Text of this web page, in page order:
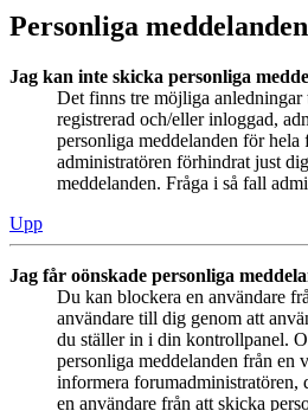
Personliga meddelanden
Jag kan inte skicka personliga
Det finns tre möjliga anledningar
registrerad och/eller inloggad,
personliga meddelanden för hela
administratören förhindrat just
meddelanden. Fråga i så fall
Upp
Jag får oönskade personliga
Du kan blockera en användare
användare till dig genom att
du ställer in i din kontrollpanel.
personliga meddelanden från en
informera forumadministratören,
en användare från att skicka